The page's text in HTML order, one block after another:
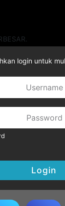
login untuk
Login